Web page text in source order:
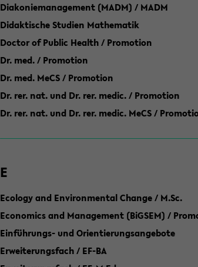
Diakoniemanagement (MADM) / MADM
Didaktische Studien Mathematik
Doctor of Public Health / Promotion
Dr. med. / Promotion
Dr. med. MeCS / Promotion
Dr. rer. nat. und Dr. rer. medic. / Promotion
Dr. rer. nat. und Dr. rer. medic. MeCS /
E
Ecology and Environmental Change / M.Sc.
Economics and Management (BiGSEM) /
Einführungs- und Orientierungsangebote
Erweiterungsfach / EF-BA